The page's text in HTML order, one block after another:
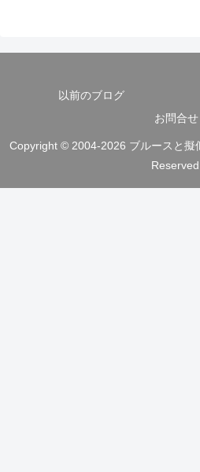
以前のブログ
お問合せ
Copyright © 2004-2026 ブルースと擬
Reserved.